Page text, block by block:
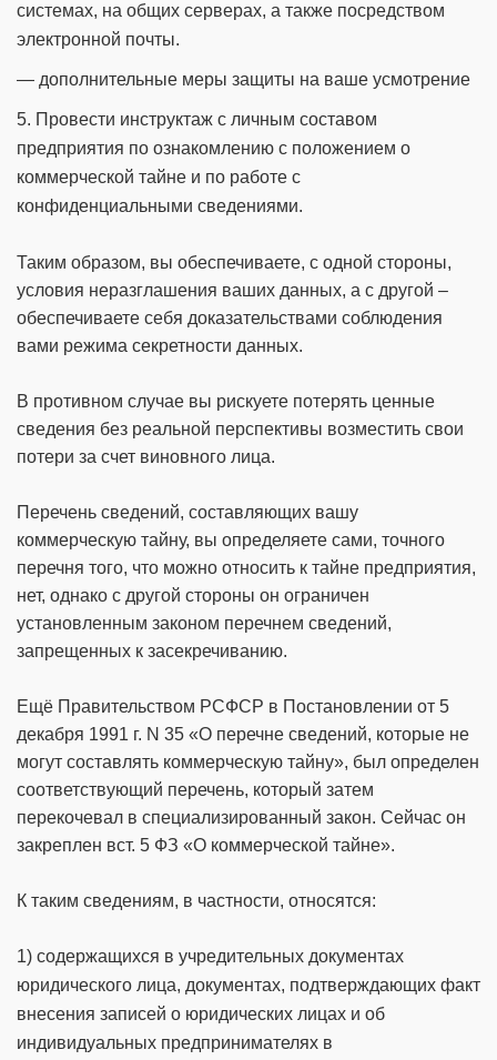
системах, на общих серверах, а также посредством
электронной почты.
— дополнительные меры защиты на ваше усмотрение
5. Провести инструктаж с личным составом
предприятия по ознакомлению с положением о
коммерческой тайне и по работе с
конфиденциальными сведениями.
Таким образом, вы обеспечиваете, с одной стороны,
условия неразглашения ваших данных, а с другой –
обеспечиваете себя доказательствами соблюдения
вами режима секретности данных.
В противном случае вы рискуете потерять ценные
сведения без реальной перспективы возместить свои
потери за счет виновного лица.
Перечень сведений, составляющих вашу
коммерческую тайну, вы определяете сами, точного
перечня того, что можно относить к тайне предприятия,
нет, однако с другой стороны он ограничен
установленным законом перечнем сведений,
запрещенных к засекречиванию.
Ещё Правительством РСФСР в Постановлении от 5
декабря 1991 г. N 35 «О перечне сведений, которые не
могут составлять коммерческую тайну», был определен
соответствующий перечень, который затем
перекочевал в специализированный закон. Сейчас он
закреплен вст. 5 ФЗ «О коммерческой тайне».
К таким сведениям, в частности, относятся:
1) содержащихся в учредительных документах
юридического лица, документах, подтверждающих факт
внесения записей о юридических лицах и об
индивидуальных предпринимателях в